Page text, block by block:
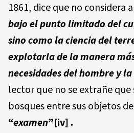
1861, dice que no considera
bajo el punto limitado del
sino como la ciencia del
explotarla de la manera
necesidades del hombre y la
lector que no se extrañe que
bosques entre sus objetos
“examen”[iv] .